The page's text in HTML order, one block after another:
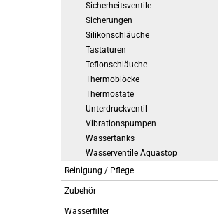
Sicherheitsventile
Sicherungen
Silikonschläuche
Tastaturen
Teflonschläuche
Thermoblöcke
Thermostate
Unterdruckventil
Vibrationspumpen
Wassertanks
Wasserventile Aquastop
Reinigung / Pflege
Zubehör
Wasserfilter